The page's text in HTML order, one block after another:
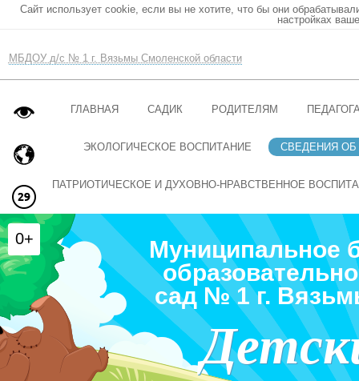
Сайт использует cookie, если вы не хотите, что бы они
настройках
МБДОУ д/с № 1 г. Вязьмы Смоленской области
ГЛАВНАЯ САДИК РОДИТЕЛЯМ
ЭКОЛОГИЧЕСКОЕ ВОСПИТАНИЕ СВЕДЕНИЯ ОБ
ПАТРИОТИЧЕСКОЕ И ДУХОВНО-НРАВСТВЕННОЕ
Муниципальное
сад № 1 г.
0+